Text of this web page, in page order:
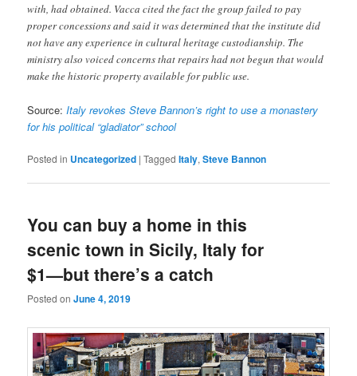
with, had obtained. Vacca cited the fact the group failed to pay
proper concessions and said it was determined that the institute did
not have any experience in cultural heritage custodianship. The
ministry also voiced concerns that repairs had not begun that would
make the historic property available for public use.
Source: Italy revokes Steve Bannon’s right to use a monastery
for his political “gladiator” school
Posted in Uncategorized |Tagged Italy,Steve Bannon
You can buy a home in this
scenic town in Sicily, Italy for
$1—but there’s a catch
Posted onJune 4, 2019